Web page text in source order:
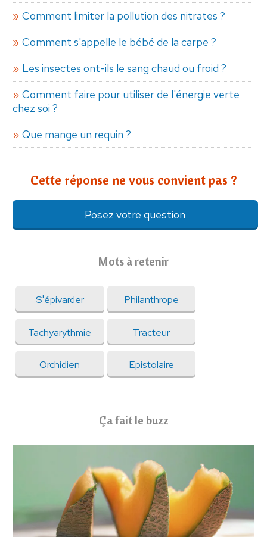
Comment limiter la pollution des nitrates ?
Comment s'appelle le bébé de la carpe ?
Les insectes ont-ils le sang chaud ou froid ?
Comment faire pour utiliser de l'énergie verte
chez soi ?
Que mange un requin ?
Cette réponse ne vous convient pas ?
Posez votre question
Mots à retenir
S'épivarder Philanthrope
Tachyarythmie Tracteur
Orchidien Epistolaire
Ça fait le buzz